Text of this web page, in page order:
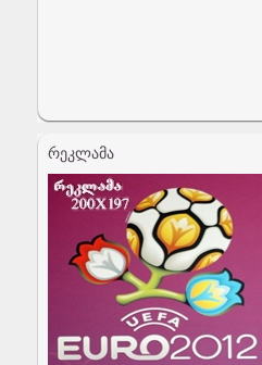
ᲠᲔᲙᲚᲐᲛᲐ